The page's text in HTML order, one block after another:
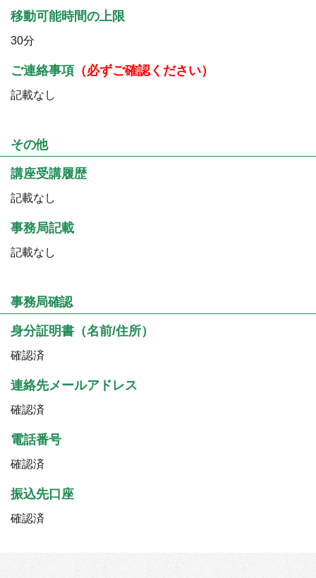
移動可能時間の上限
30分
ご連絡事項 （必ずご確認ください）
記載なし
その他
講座受講履歴
記載なし
事務局記載
記載なし
事務局確認
身分証明書（名前/住所）
確認済
連絡先メールアドレス
確認済
電話番号
確認済
振込先口座
確認済